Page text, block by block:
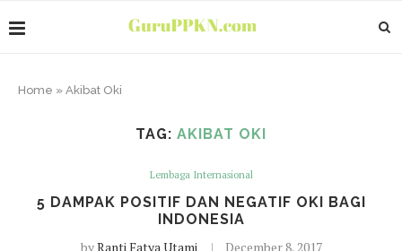
Home » Akibat Oki
TAG: AKIBAT OKI
Lembaga Internasional
5 DAMPAK POSITIF DAN NEGATIF OKI BAGI
INDONESIA
byRanti Fatya Utami December 8, 2017